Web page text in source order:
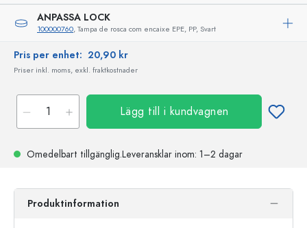
ANPASSA LOCK
100000760, Tampa de rosca com encaixe EPE, PP, Svart
Pris per enhet: 20,90 kr
Priser inkl. moms, exkl. fraktkostnader
Lägg till i kundvagnen
Omedelbart tillgänglig.Leveransklar inom: 1–2 dagar
Produktinformation